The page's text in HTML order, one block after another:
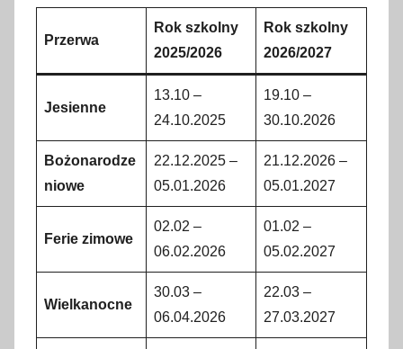
Przerwa
Rok szkolny
2025/2026
Rok szkolny
2026/2027
Jesienne
13.10 –
24.10.2025
19.10 –
30.10.2026
Bożonarodze
niowe
22.12.2025 –
05.01.2026
21.12.2026 –
05.01.2027
Ferie zimowe
02.02 –
06.02.2026
01.02 –
05.02.2027
Wielkanocne
30.03 –
06.04.2026
22.03 –
27.03.2027